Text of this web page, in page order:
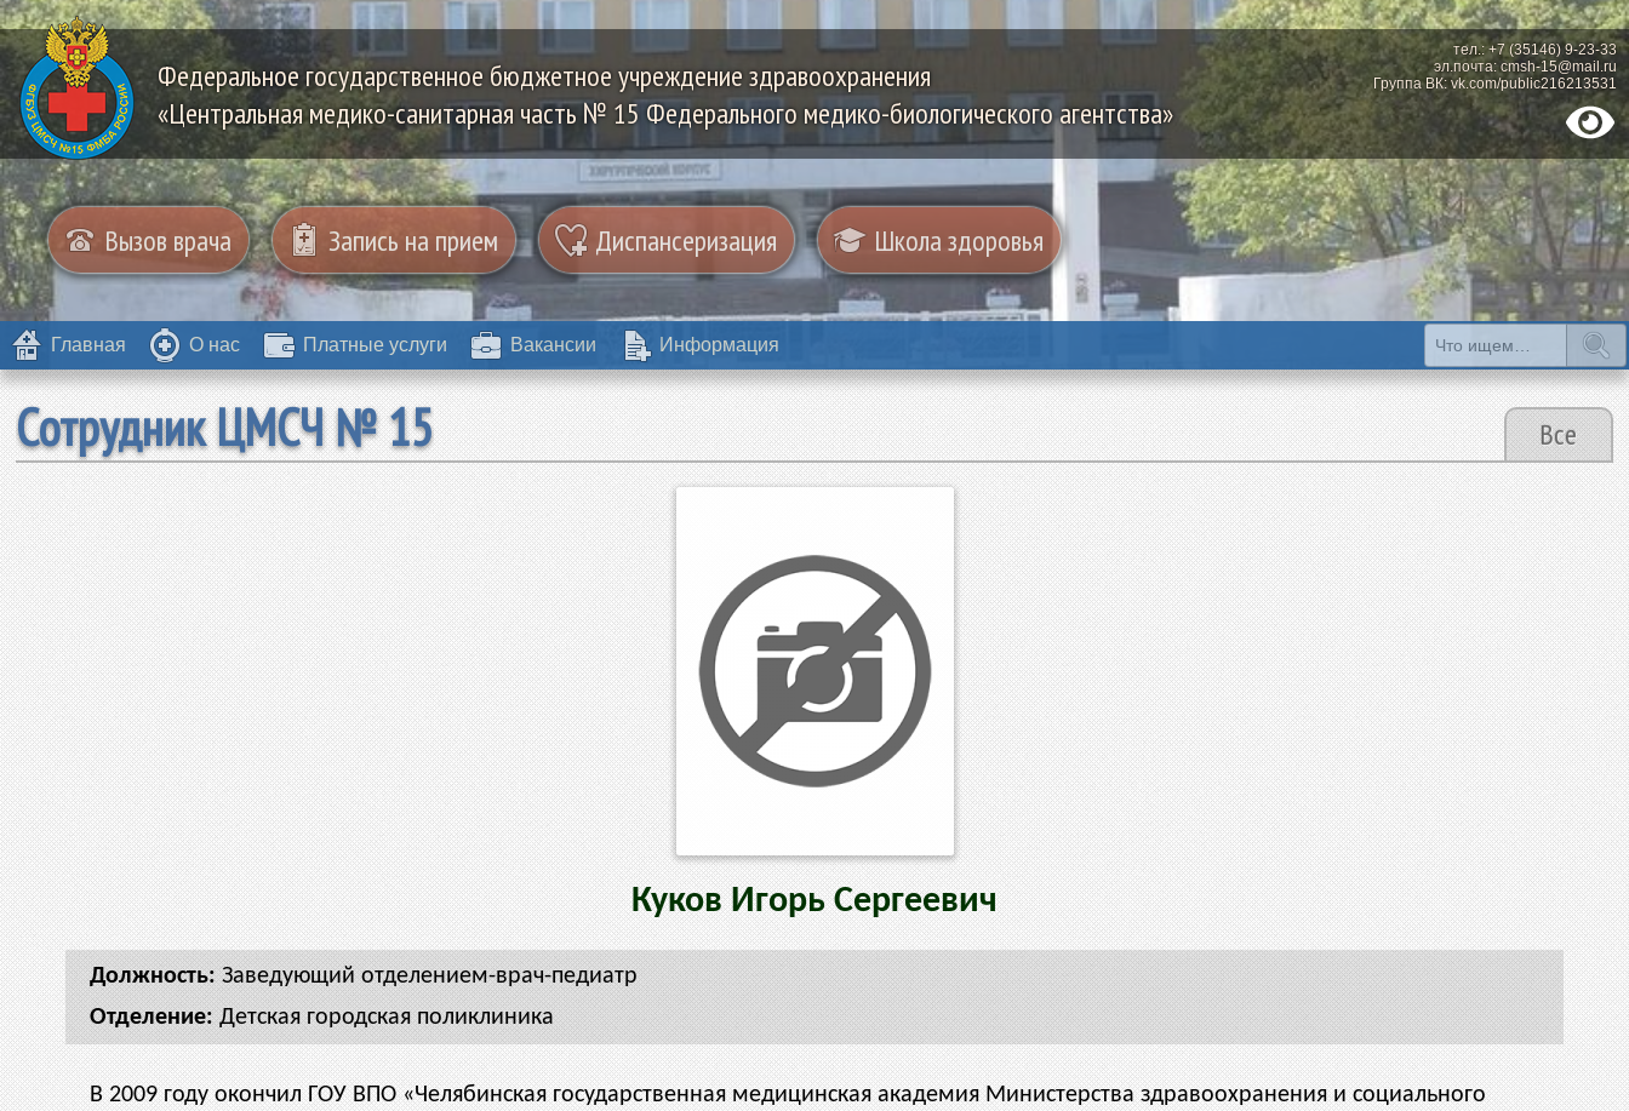
Федеральное государственное бюджетное учреждение здравоохранения
«Центральная медико-санитарная часть № 15 Федерального медико-биологического агентства»
тел.: +7 (35146) 9-23-33
эл.почта: cmsh-15@mail.ru
Группа ВК: vk.com/public216213531
Вызов врача Запись на прием Диспансеризация Школа здоровья
Главная О нас Платные услуги Вакансии Информация
Сотрудник ЦМСЧ № 15 Все
КуковИгорьСергеевич
Заведующий отделением-врач-педиатр
Детская городская поликлиника
В 2009 году окончил ГОУ ВПО «Челябинская государственная медицинская академия Министерства здравоохранения и социального